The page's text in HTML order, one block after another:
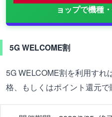
ョップで機種
5G WELCOME割
5G WELCOME割を利用すれ
格、もしくはポイント還元で